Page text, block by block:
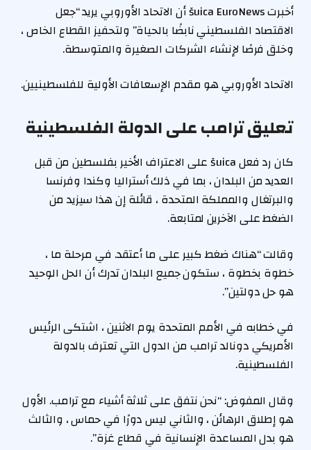
أخبرت šuica EuroNews أن الاتحاد الأوروبي يريد “جعل
الاقتصاد الفلسطيني نابضًا بالحياة” ولتحفيز القطاع الخاص ،
وخلق فرصًا لإنشاء الشركات الصغيرة والمتوسطة.
الاتحاد الأوروبي هو مقدم الإسعافات الأولية للفلسطينيين.
تعليق ترامب على الدولة الفلسطينية
كان رد فعل šuica على الاعتراف الأخير بفلسطين من قبل
العديد من البلدان ، بما في ذلك أستراليا وكندا وفرنسا
والبرتغال والمملكة المتحدة ، قائلة إن هذا سيزيد من
الضغط على الآخرين لمتابعة.
وقالت “هناك ضغط كبير على ما أعتقد. في مرحلة ما ،
خطوة بخطوة ، ستكون جميع البلدان تدرك أن الحل الوحيد
هو حل دولتين”.
في خطابه في الأمم المتحدة يوم الاثنين ، اشتكى الرئيس
الأمريكي دونالد ترامب من الدول التي تعترف بالدولة
الفلسطينية.
وقال المفوض: “نحن نتفق على ثلاثة أشياء مع ترامب. الأول
هو إطلاق الرهائن ، والثاني ليس دورًا في حماس ، والثالث
هو بدل المساعدة الإنسانية في قطاع غزة”.